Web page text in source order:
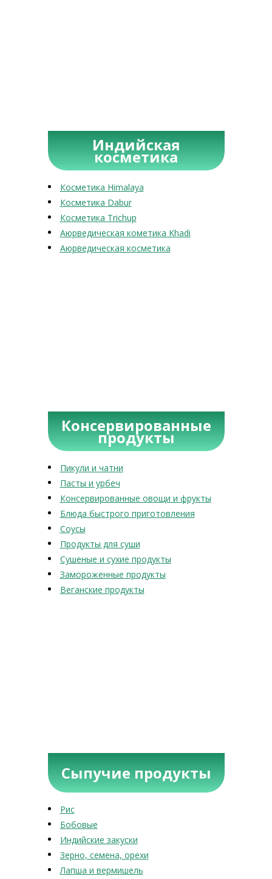
Индийская
косметика
Косметика Himalaya
Косметика Dabur
Косметика Trichup
Аюрведическая кометика Khadi
Аюрведическая косметика
Консервированные
продукты
Пикули и чатни
Пасты и урбеч
Консервированные овощи и фрукты
Блюда быстрого приготовления
Соусы
Продукты для суши
Сушеные и сухие продукты
Замороженные продукты
Веганские продукты
Сыпучие продукты
Рис
Бобовые
Индийские закуски
Зерно, семена, орехи
Лапша и вермишель